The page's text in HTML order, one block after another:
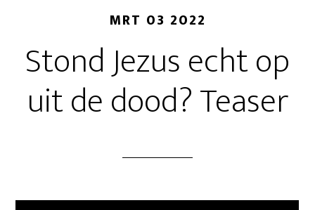
MRT 03 2022
Stond Jezus echt op
uit de dood? Teaser